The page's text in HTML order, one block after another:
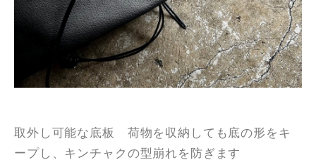
取外し可能な底板 荷物を収納しても底の形をキ
ープし、キンチャクの型崩れを防ぎます